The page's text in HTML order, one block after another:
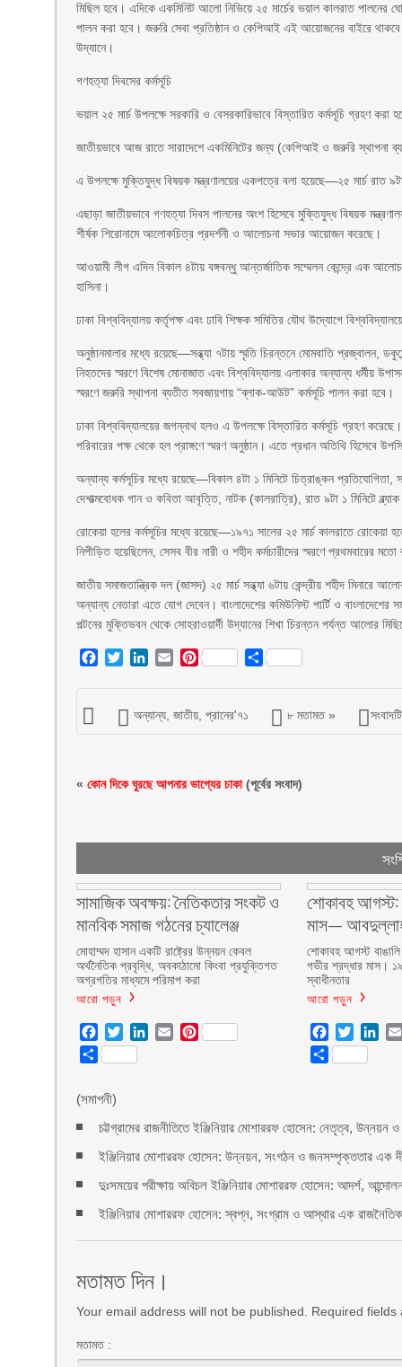
মিছিল হবে। এদিকে একমিনিট আলো নিভিয়ে ২৫ মার্চের ভয়াল কালরাত পালনের
পালন করা হবে। জরুরি সেবা প্রতিষ্ঠান ও কেপিআই এই আয়োজনের বাইরে
উদ্যানে।
গণহত্যা দিবসের কর্মসূচি
ভয়াল ২৫ মার্চ উপলক্ষে সরকারি ও বেসরকারিভাবে বিস্তারিত কর্মসূচি গ্রহণ করা
জাতীয়ভাবে আজ রাতে সারাদেশে একমিনিটের জন্য (কেপিআই ও জরুরি স্থাপনা
এ উপলক্ষে মুক্তিযুদ্ধ বিষয়ক মন্ত্রণালয়ের একপত্রে বলা হয়েছে—২৫ মার্চ রাত
এছাড়া জাতীয়ভাবে গণহত্যা দিবস পালনের অংশ হিসেবে মুক্তিযুদ্ধ বিষয়ক
শীর্ষক শিরোনামে আলোকচিত্র প্রদর্শনী ও আলোচনা সভার আয়োজন করেছে।
আওয়ামী লীগ এদিন বিকাল ৪টায় বঙ্গবন্ধু আন্তর্জাতিক সম্মেলন কেন্দ্রে এক
হাসিনা।
ঢাকা বিশ্ববিদ্যালয় কর্তৃপক্ষ এবং ঢাবি শিক্ষক সমিতির যৌথ উদ্যোগে
অনুষ্ঠানমালার মধ্যে রয়েছে—সন্ধ্যা ৭টায় স্মৃতি চিরন্তনে মোমবাতি প্রজ্বালন,
নিহতদের স্মরণে বিশেষ মোনাজাত এবং বিশ্ববিদ্যালয় এলাকার অন্যান্য ধর্মীয়
স্মরণে জরুরি স্থাপনা ব্যতীত সবজায়গায় “ব্লাক-আউট” কর্মসূচি পালন করা হবে।
ঢাকা বিশ্ববিদ্যালয়ের জগন্নাথ হলও এ উপলক্ষে বিস্তারিত কর্মসূচি গ্রহণ
পরিবারের পক্ষ থেকে হল প্রাঙ্গণে স্মরণ অনুষ্ঠান। এতে প্রধান অতিথি হিসেবে
অন্যান্য কর্মসূচির মধ্যে রয়েছে—বিকাল ৪টা ১ মিনিটে চিত্রাঙ্কন প্রতিযোগিতা,
দেশাত্মবোধক গান ও কবিতা আবৃত্তি, নাটক (কালরাত্রি), রাত ৯টা ১ মিনিটে
রোকেয়া হলের কর্মসূচির মধ্যে রয়েছে—১৯৭১ সালের ২৫ মার্চ কালরাতে রোকেয়া
নিপীড়িত হয়েছিলেন, সেসব বীর নারী ও শহীদ কর্মচারীদের স্মরণে প্রথমবারের
জাতীয় সমাজতান্ত্রিক দল (জাসদ) ২৫ মার্চ সন্ধ্যা ৬টায় কেন্দ্রীয় শহীদ
অন্যান্য নেতারা এতে যোগ দেবেন। বাংলাদেশের কমিউনিস্ট পার্টি ও বাংলাদেশের
পল্টনের মুক্তিভবন থেকে সোহরাওয়ার্দী উদ্যানের শিখা চিরন্তন পর্যন্ত আলোর
Facebook
TwitterLinkedIn
EmailPinterest Share
অন্যান্য জাতীয় প্রানের'৭১ ৮ মতামত »
« কোন দিকে ঘুরছে আপনার ভাগ্যের চাকা(পূর্বের সংবাদ)
সামাজিক অবক্ষয়: নৈতিকতার সংকট ও
মানবিক সমাজ গঠনের চ্যালেঞ্জ
মোহাম্মদ হাসান একটি রাষ্ট্রের উন্নয়ন কেবল
অর্থনৈতিক প্রবৃদ্ধি, অবকাঠামো কিংবা প্রযুক্তিগত
অগ্রগতির মাধ্যমে পরিমাপ করা
আরো পড়ুন
Facebook
TwitterLinkedIn
EmailPinterest
Share
শোকাবহ আগস্ট:
মাস—
শোকাবহ আগস্ট
গভীর শ্রদ্ধার মাস।
স্বাধীনতার
আরো পড়ুন
Facebook
Twitter
Share
(সমাপনী)
চট্টগ্রামের রাজনীতিতে ইঞ্জিনিয়ার মোশাররফ হোসেন: নেতৃত্ব, উন্নয়ন ও
ইঞ্জিনিয়ার মোশাররফ হোসেন: উন্নয়ন, সংগঠন ও জনসম্পৃক্ততার এক
দুঃসময়ের পরীক্ষায় অবিচল ইঞ্জিনিয়ার মোশাররফ হোসেন: আদর্শ,
ইঞ্জিনিয়ার মোশাররফ হোসেন: স্বপ্ন, সংগ্রাম ও আস্থার এক
মতামত দিন।
Your email address will not be published. Required fields
মতামত :